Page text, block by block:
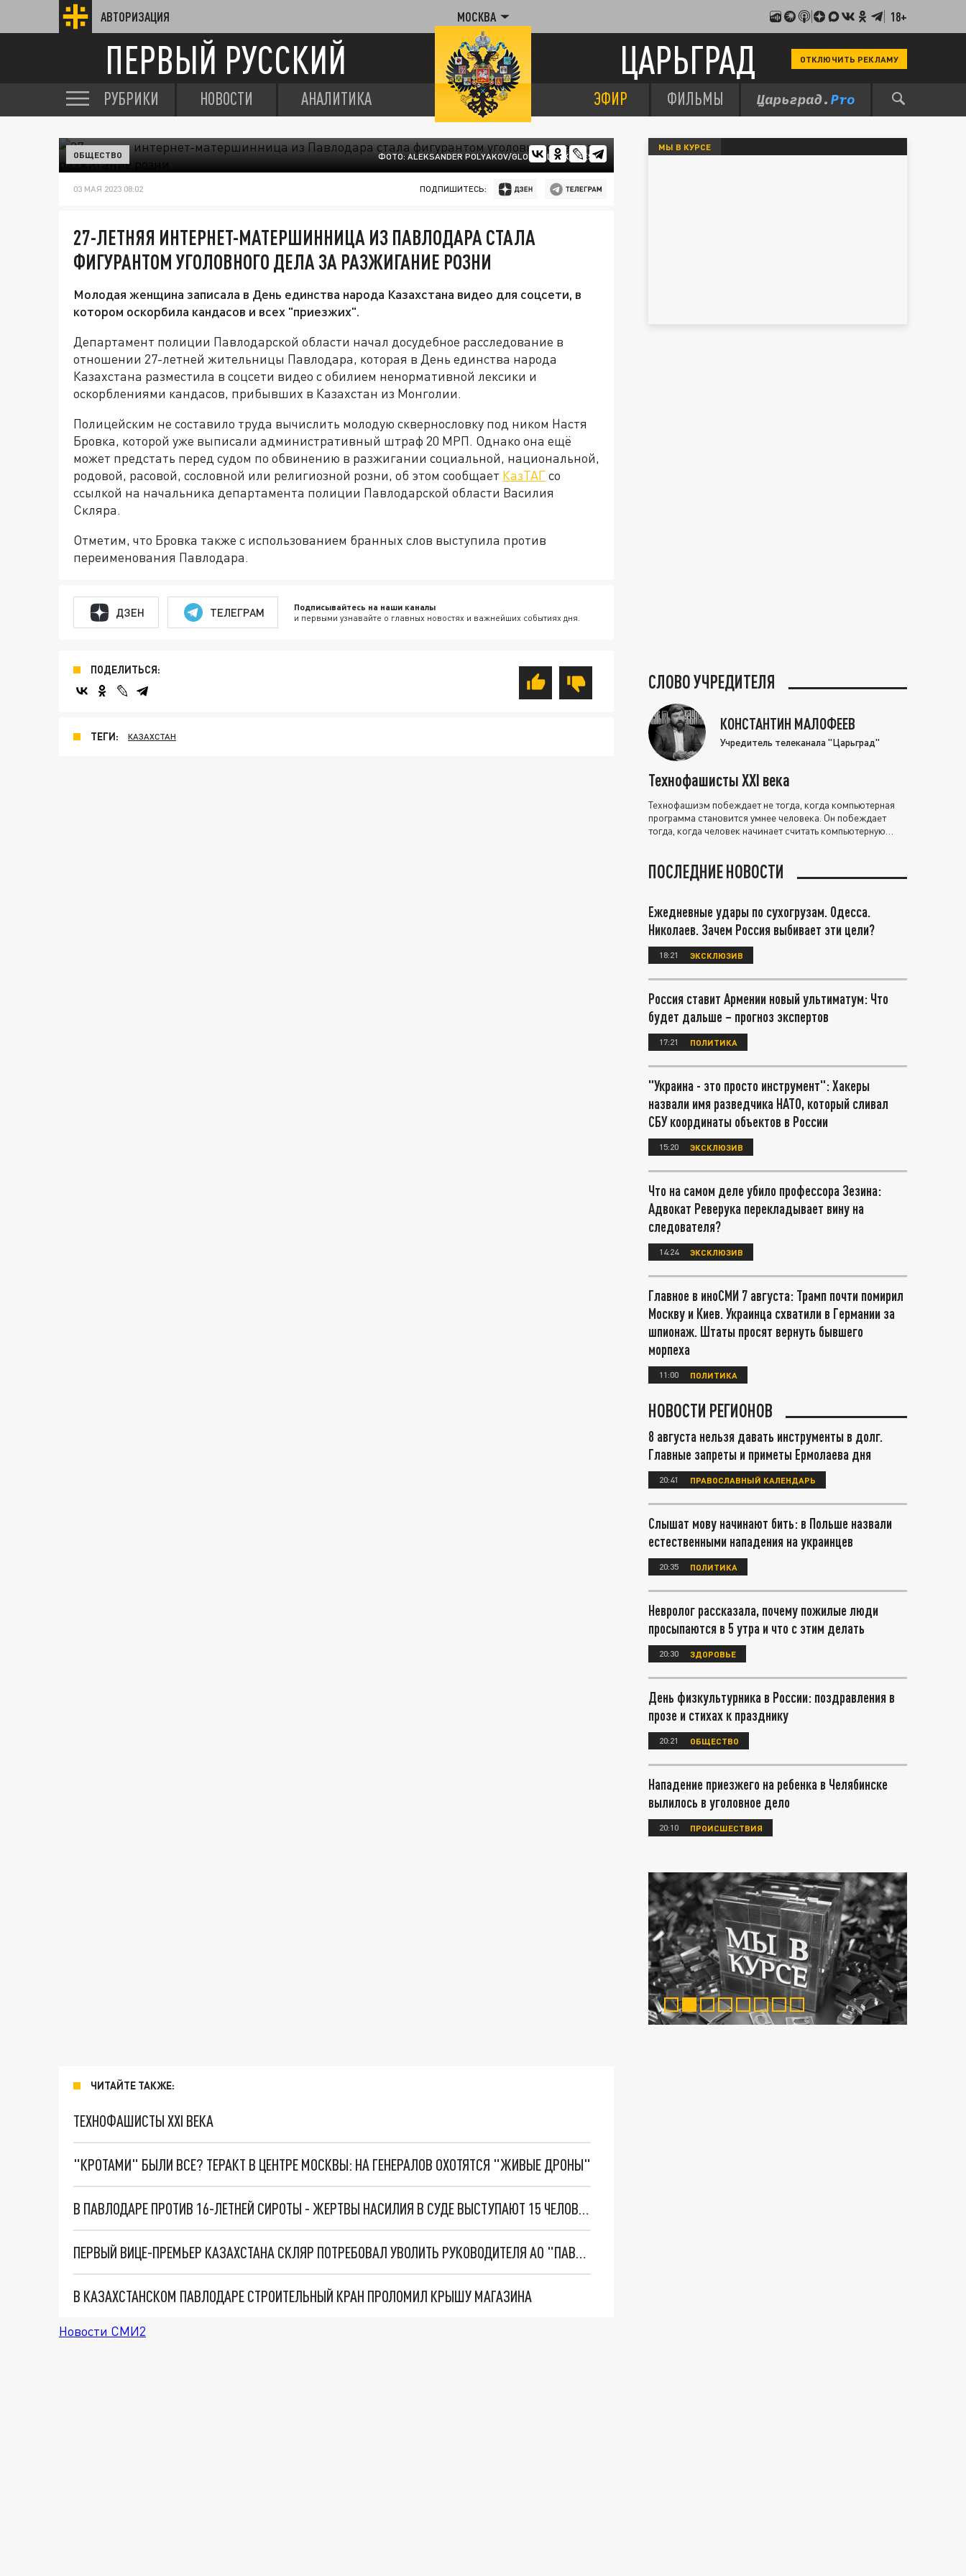
АВТОРИЗАЦИЯ МОСКВА 18+
ПЕРВЫЙ РУССКИЙ ЦАРЬГРАД ОТКЛЮЧИТЬ РЕКЛАМУ
РУБРИКИ НОВОСТИ АНАЛИТИКА ЭФИР ФИЛЬМЫ
ФОТО: ALEKSANDER POLYAKOV/GLOBAL LOOK PRESS
ОБЩЕСТВО
03 МАЯ 2023 08:02 ПОДПИШИТЕСЬ:
27-ЛЕТНЯЯ ИНТЕРНЕТ-МАТЕРШИННИЦА ИЗ ПАВЛОДАРА СТАЛА
ФИГУРАНТОМ УГОЛОВНОГО ДЕЛА ЗА РАЗЖИГАНИЕ РОЗНИ
Молодая женщина записала в День единства народа Казахстана видео для соцсети, в
котором оскорбила кандасов и всех "приезжих".
Департамент полиции Павлодарской области начал досудебное расследование в
отношении 27-летней жительницы Павлодара, которая в День единства народа
Казахстана разместила в соцсети видео с обилием ненормативной лексики и
оскорблениями кандасов, прибывших в Казахстан из Монголии.
Полицейским не составило труда вычислить молодую сквернословку под ником Настя
Бровка, которой уже выписали административный штраф 20 МРП. Однако она ещё
может предстать перед судом по обвинению в разжигании социальной, национальной,
родовой, расовой, сословной или религиозной розни, об этом сообщает КазТАГсо
ссылкой на начальника департамента полиции Павлодарской области Василия
Скляра.
Отметим, что Бровка также с использованием бранных слов выступила против
переименования Павлодара.
ДЗЕН ТЕЛЕГРАМ Подписывайтесь на наши каналы
и первыми узнавайте о главных новостях и важнейших событиях дня.
ПОДЕЛИТЬСЯ:
ТЕГИ: КАЗАХСТАН
ЧИТАЙТЕ ТАКЖЕ:
ТЕХНОФАШИСТЫ XXI ВЕКА
"КРОТАМИ" БЫЛИ ВСЕ? ТЕРАКТ В ЦЕНТРЕ МОСКВЫ: НА ГЕНЕРАЛОВ ОХОТЯТСЯ "ЖИВЫЕ ДРОНЫ"
В ПАВЛОДАРЕ ПРОТИВ 16-ЛЕТНЕЙ СИРОТЫ - ЖЕРТВЫ НАСИЛИЯ В СУДЕ ВЫСТУПАЮТ 15 ЧЕЛОВЕК
ПЕРВЫЙ ВИЦЕ-ПРЕМЬЕР КАЗАХСТАНА СКЛЯР ПОТРЕБОВАЛ УВОЛИТЬ РУКОВОДИТЕЛЯ АО "ПАВЛОДАРЭНЕРГО"
В КАЗАХСТАНСКОМ ПАВЛОДАРЕ СТРОИТЕЛЬНЫЙ КРАН ПРОЛОМИЛ КРЫШУ МАГАЗИНА
Новости СМИ2
МЫ В КУРСЕ
СЛОВО УЧРЕДИТЕЛЯ
КОНСТАНТИН МАЛОФЕЕВ
Учредитель телеканала "Царьград"
Технофашисты XXI века
Технофашизм побеждает не тогда, когда компьютерная
программа становится умнее человека. Он побеждает
тогда, когда человек начинает считать компьютерную
ПОСЛЕДНИЕ НОВОСТИ
Ежедневные удары по сухогрузам. Одесса.
Николаев. Зачем Россия выбивает эти цели?
18:21 ЭКСКЛЮЗИВ
Россия ставит Армении новый ультиматум: Что
будет дальше – прогноз экспертов
17:21 ПОЛИТИКА
"Украина - это просто инструмент": Хакеры
назвали имя разведчика НАТО, который сливал
СБУ координаты объектов в России
15:20 ЭКСКЛЮЗИВ
Что на самом деле убило профессора Зезина:
Адвокат Реверука перекладывает вину на
следователя?
14:24 ЭКСКЛЮЗИВ
Главное в иноСМИ 7 августа: Трамп почти помирил
Москву и Киев. Украинца схватили в Германии за
шпионаж. Штаты просят вернуть бывшего
морпеха
11:00 ПОЛИТИКА
НОВОСТИ РЕГИОНОВ
8 августа нельзя давать инструменты в долг.
Главные запреты и приметы Ермолаева дня
20:41 ПРАВОСЛАВНЫЙ КАЛЕНДАРЬ
Слышат мову начинают бить: в Польше назвали
естественными нападения на украинцев
20:35 ПОЛИТИКА
Невролог рассказала, почему пожилые люди
просыпаются в 5 утра и что с этим делать
20:30 ЗДОРОВЬЕ
День физкультурника в России: поздравления в
прозе и стихах к празднику
20:21 ОБЩЕСТВО
Нападение приезжего на ребенка в Челябинске
вылилось в уголовное дело
20:10 ПРОИСШЕСТВИЯ